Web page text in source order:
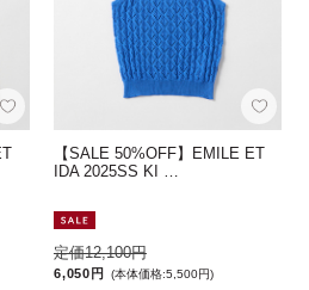
【SALE 50%OFF】EMILE ET
IDA 2025SS KI …
定価12,100円
6,050円 (本体価格:5,500円)